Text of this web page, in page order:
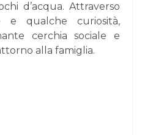
d’acqua. Attraverso
e qualche curiosità,
cerchia sociale e
alla famiglia.